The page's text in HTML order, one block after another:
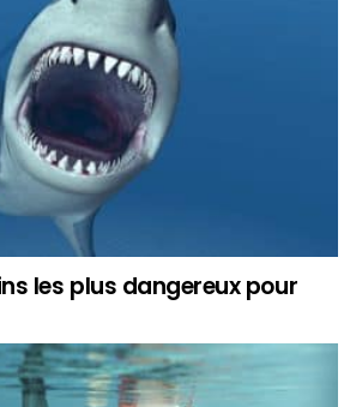
les plus dangereux pour